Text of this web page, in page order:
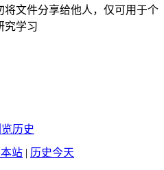
文件分享给他人，仅可用于个
究学习
历史
站 | 历史今天